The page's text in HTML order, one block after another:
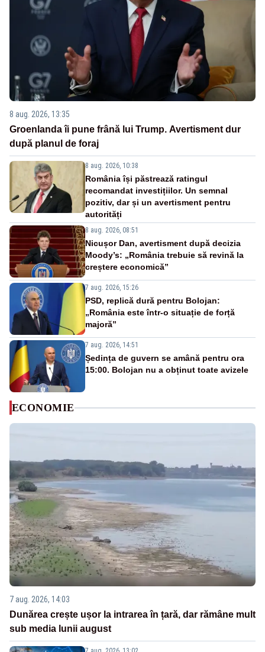
8 aug. 2026, 13:35
Groenlanda îi pune frână lui Trump. Avertisment dur
după planul de foraj
8 aug. 2026, 10:38
România își păstrează ratingul
recomandat investițiilor. Un semnal
pozitiv, dar și un avertisment pentru
autorități
8 aug. 2026, 08:51
Nicușor Dan, avertisment după decizia
Moody’s: „România trebuie să revină la
creștere economică”
7 aug. 2026, 15:26
PSD, replică dură pentru Bolojan:
„România este într-o situație de forță
majoră”
7 aug. 2026, 14:51
Ședința de guvern se amână pentru ora
15:00. Bolojan nu a obținut toate avizele
ECONOMIE
7 aug. 2026, 14:03
Dunărea crește ușor la intrarea în țară, dar rămâne mult
sub media lunii august